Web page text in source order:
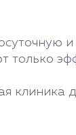
только